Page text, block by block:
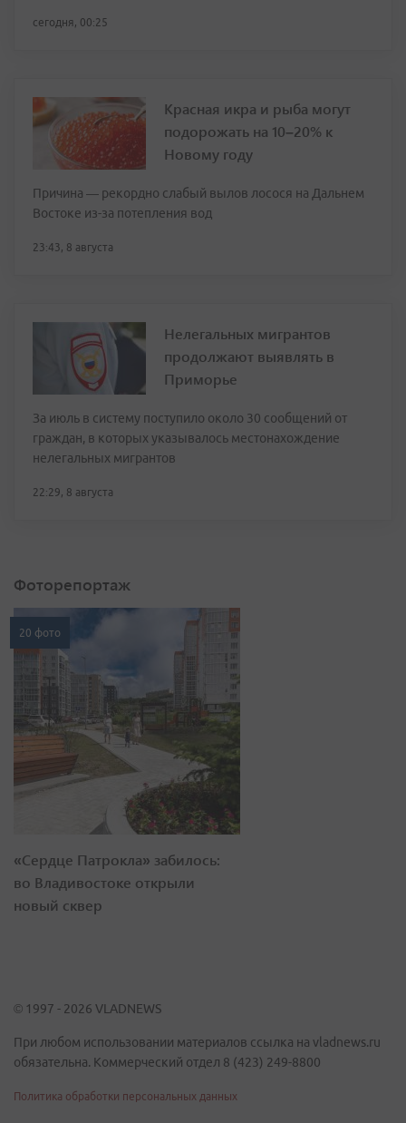
сегодня, 00:25
Красная икра и рыба могут
подорожать на 10–20% к
Новому году
Причина — рекордно слабый вылов лосося на Дальнем
Востоке из-за потепления вод
23:43, 8 августа
Нелегальных мигрантов
продолжают выявлять в
Приморье
За июль в систему поступило около 30 сообщений от
граждан, в которых указывалось местонахождение
нелегальных мигрантов
22:29, 8 августа
Фоторепортаж
20 фото
«Сердце Патрокла» забилось:
во Владивостоке открыли
новый сквер
© 1997 - 2026 VLADNEWS
При любом использовании материалов ссылка на vladnews.ru
обязательна. Коммерческий отдел 8 (423) 249-8800
Политика обработки персональных данных